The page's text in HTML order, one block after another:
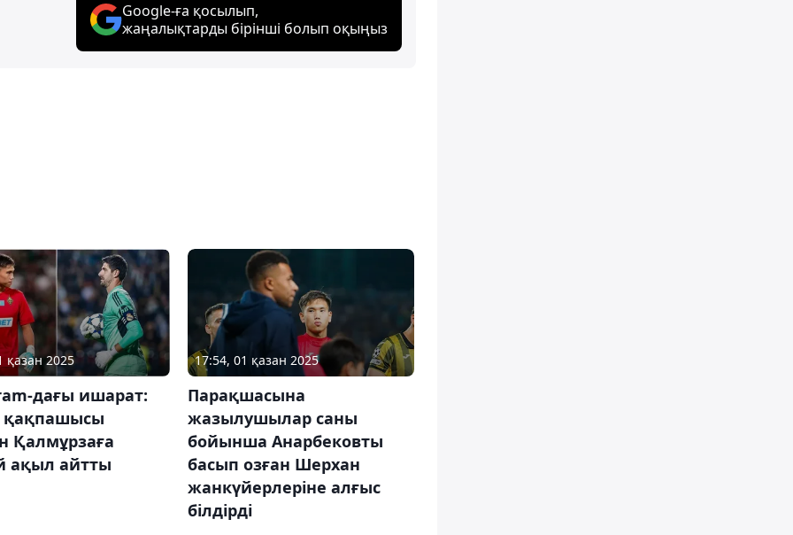
Google-ға қосылып,
жаңалықтарды бірінші болып оқыңыз
қазан 2025
дағы ишарат:
қақпашысы
Қалмұрзаға
ақыл айтты
17:54, 01 қазан 2025
Парақшасына
жазылушылар саны
бойынша Анарбековты
басып озған Шерхан
жанкүйерлеріне алғыс
білдірді